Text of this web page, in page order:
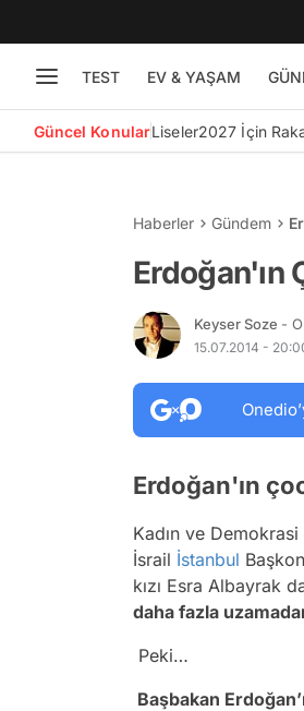
TEST EV & YAŞAM
Güncel KonularLiseler2027 İçin
Haberler Gündem
Erdoğan'ın
Keyser Soze -
15.07.2014 -
Erdoğan'ın
Kadın ve
İsrail İstanbul
kızı Esra Albayrak
daha fazla
Peki…
Başbakan